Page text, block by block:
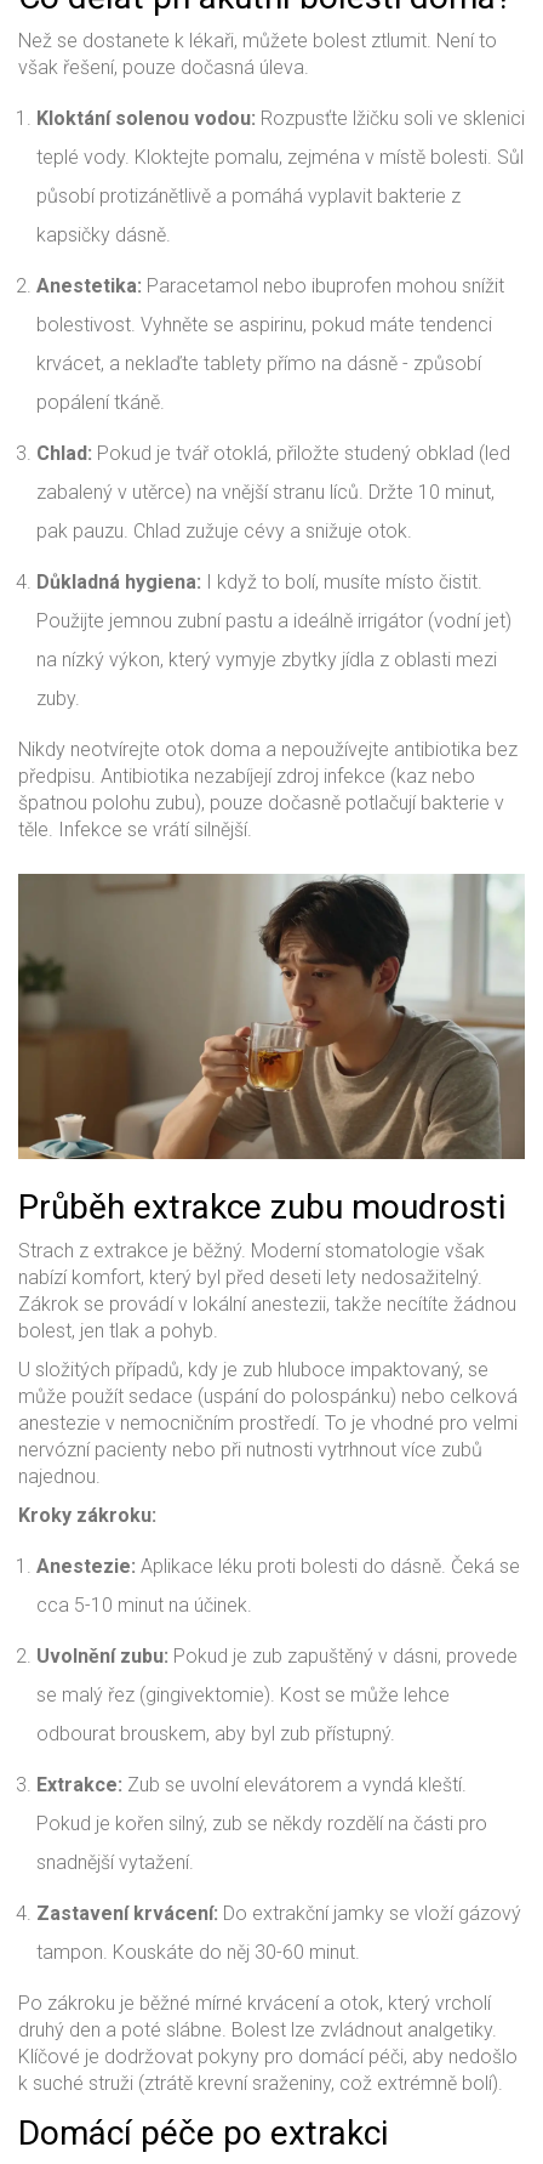
Než se dostanete k lékaři, můžete bolest ztlumit. Není to
však řešení, pouze dočasná úleva.
Kloktání solenou vodou: Rozpusťte lžičku soli ve sklenici
teplé vody. Kloktejte pomalu, zejména v místě bolesti. Sůl
působí protizánětlivě a pomáhá vyplavit bakterie z
kapsičky dásně.
Anestetika: Paracetamol nebo ibuprofen mohou snížit
bolestivost. Vyhněte se aspirinu, pokud máte tendenci
krvácet, a neklaďte tablety přímo na dásně - způsobí
popálení tkáně.
Chlad: Pokud je tvář otoklá, přiložte studený obklad (led
zabalený v utěrce) na vnější stranu líců. Držte 10 minut,
pak pauzu. Chlad zužuje cévy a snižuje otok.
Důkladná hygiena: I když to bolí, musíte místo čistit.
Použijte jemnou zubní pastu a ideálně irrigátor (vodní jet)
na nízký výkon, který vymyje zbytky jídla z oblasti mezi
zuby.
Nikdy neotvírejte otok doma a nepoužívejte antibiotika bez
předpisu. Antibiotika nezabíjejí zdroj infekce (kaz nebo
špatnou polohu zubu), pouze dočasně potlačují bakterie v
těle. Infekce se vrátí silnější.
Průběh extrakce zubu moudrosti
Strach z extrakce je běžný. Moderní stomatologie však
nabízí komfort, který byl před deseti lety nedosažitelný.
Zákrok se provádí v lokální anestezii, takže necítíte žádnou
bolest, jen tlak a pohyb.
U složitých případů, kdy je zub hluboce impaktovaný, se
může použít sedace (uspání do polospánku) nebo celková
anestezie v nemocničním prostředí. To je vhodné pro velmi
nervózní pacienty nebo při nutnosti vytrhnout více zubů
najednou.
Kroky zákroku:
Anestezie: Aplikace léku proti bolesti do dásně. Čeká se
cca 5-10 minut na účinek.
Uvolnění zubu: Pokud je zub zapuštěný v dásni, provede
se malý řez (gingivektomie). Kost se může lehce
odbourat brouskem, aby byl zub přístupný.
Extrakce: Zub se uvolní elevátorem a vyndá kleští.
Pokud je kořen silný, zub se někdy rozdělí na části pro
snadnější vytažení.
Zastavení krvácení: Do extrakční jamky se vloží gázový
tampon. Kouskáte do něj 30-60 minut.
Po zákroku je běžné mírné krvácení a otok, který vrcholí
druhý den a poté slábne. Bolest lze zvládnout analgetiky.
Klíčové je dodržovat pokyny pro domácí péči, aby nedošlo
k suché struži (ztrátě krevní sraženiny, což extrémně bolí).
Domácí péče po extrakci